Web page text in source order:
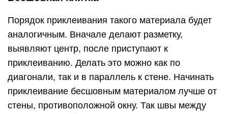
Порядок приклеивания такого материала будет
аналогичным. Вначале делают разметку,
выявляют центр, после приступают к
приклеиванию. Делать это можно как по
диагонали, так и в параллель к стене. Начинать
приклеивание бесшовным материалом лучше от
стены, противоположной окну. Так швы между